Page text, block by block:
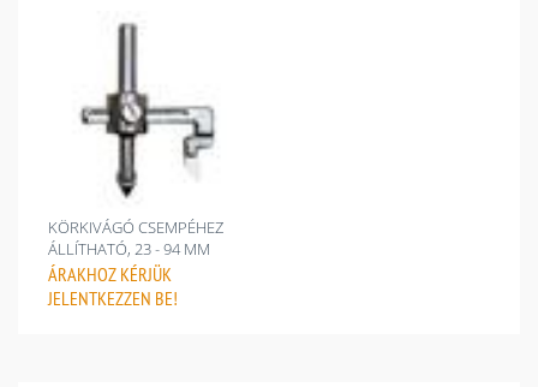
KÖRKIVÁGÓ CSEMPÉHEZ
ÁLLÍTHATÓ, 23 - 94 MM
ÁRAKHOZ KÉRJÜK
JELENTKEZZEN BE!